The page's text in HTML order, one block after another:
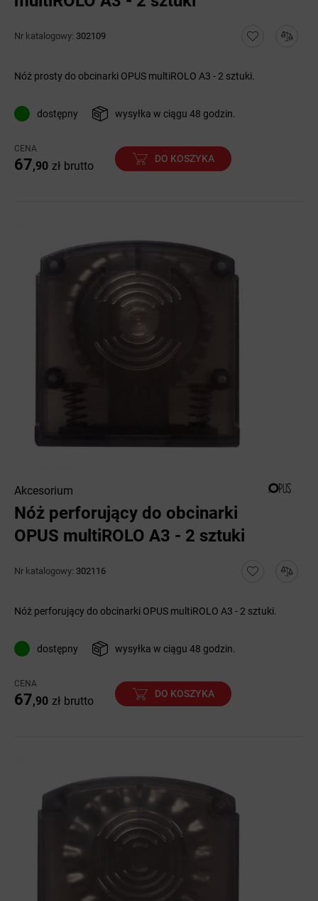
Nr katalogowy: 302109
Nóż prosty do obcinarki OPUS multiROLO A3 - 2 sztuki.
dostępny wysyłka w ciągu 48 godzin.
CENA
67,90 zł brutto
DO KOSZYKA
Akcesorium
Nóż perforujący do obcinarki
OPUS multiROLO A3 - 2 sztuki
Nr katalogowy: 302116
Nóż perforujący do obcinarki OPUS multiROLO A3 - 2 sztuki.
dostępny wysyłka w ciągu 48 godzin.
CENA
67,90 zł brutto
DO KOSZYKA